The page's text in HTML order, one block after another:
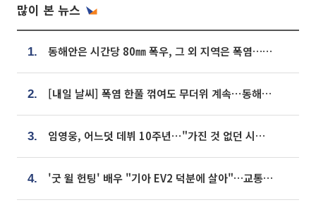
많이 본 뉴스
1. 동해안은 시간당 80㎜ 폭우, 그 외 지역은 폭염…‘극과 극 날씨’
2. [내일 날씨] 폭염 한풀 꺾여도 무더위 계속⋯동해안 이틀 연속 비
3. 임영웅, 어느덧 데뷔 10주년⋯"가진 것 없던 시절, 내 앞엔 20명의 팬뿐"
4. '굿 윌 헌팅' 배우 "기아 EV2 덕분에 살아"…교통사고 후 안전성 극찬